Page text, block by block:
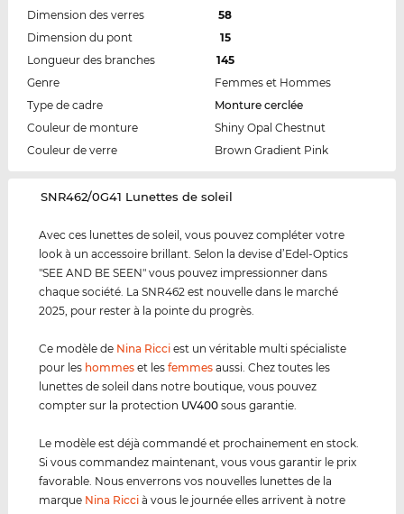
Dimension des verres
58
Dimension du pont
15
Longueur des branches
145
Genre
Femmes et Hommes
Type de cadre
Monture cerclée
Couleur de monture
Shiny Opal Chestnut
Couleur de verre
Brown Gradient Pink
‌SNR462/0G41 Lunettes de soleil
Avec ces lunettes de soleil, vous pouvez compléter votre
look à un accessoire brillant. Selon la devise d’Edel-Optics
"SEE AND BE SEEN" vous pouvez impressionner dans
chaque société. La SNR462 est nouvelle dans le marché
2025, pour rester à la pointe du progrès.
Ce modèle de Nina Ricci est un véritable multi spécialiste
pour les hommes et lesfemmes aussi. Chez toutes les
lunettes de soleil dans notre boutique, vous pouvez
compter sur la protection UV400 sous garantie.
Le modèle est déjà commandé et prochainement en stock.
Si vous commandez maintenant, vous vous garantir le prix
favorable. Nous enverrons vos nouvelles lunettes de la
marque Nina Ricci à vous le journée elles arrivent à notre